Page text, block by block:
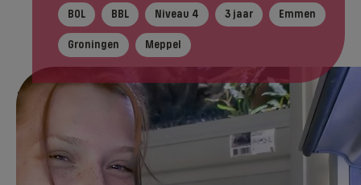
BOL BBL Niveau 4 3 jaar Emmen
Groningen Meppel
In het kort Tijdens je opleiding Na je
Direct aanmelden